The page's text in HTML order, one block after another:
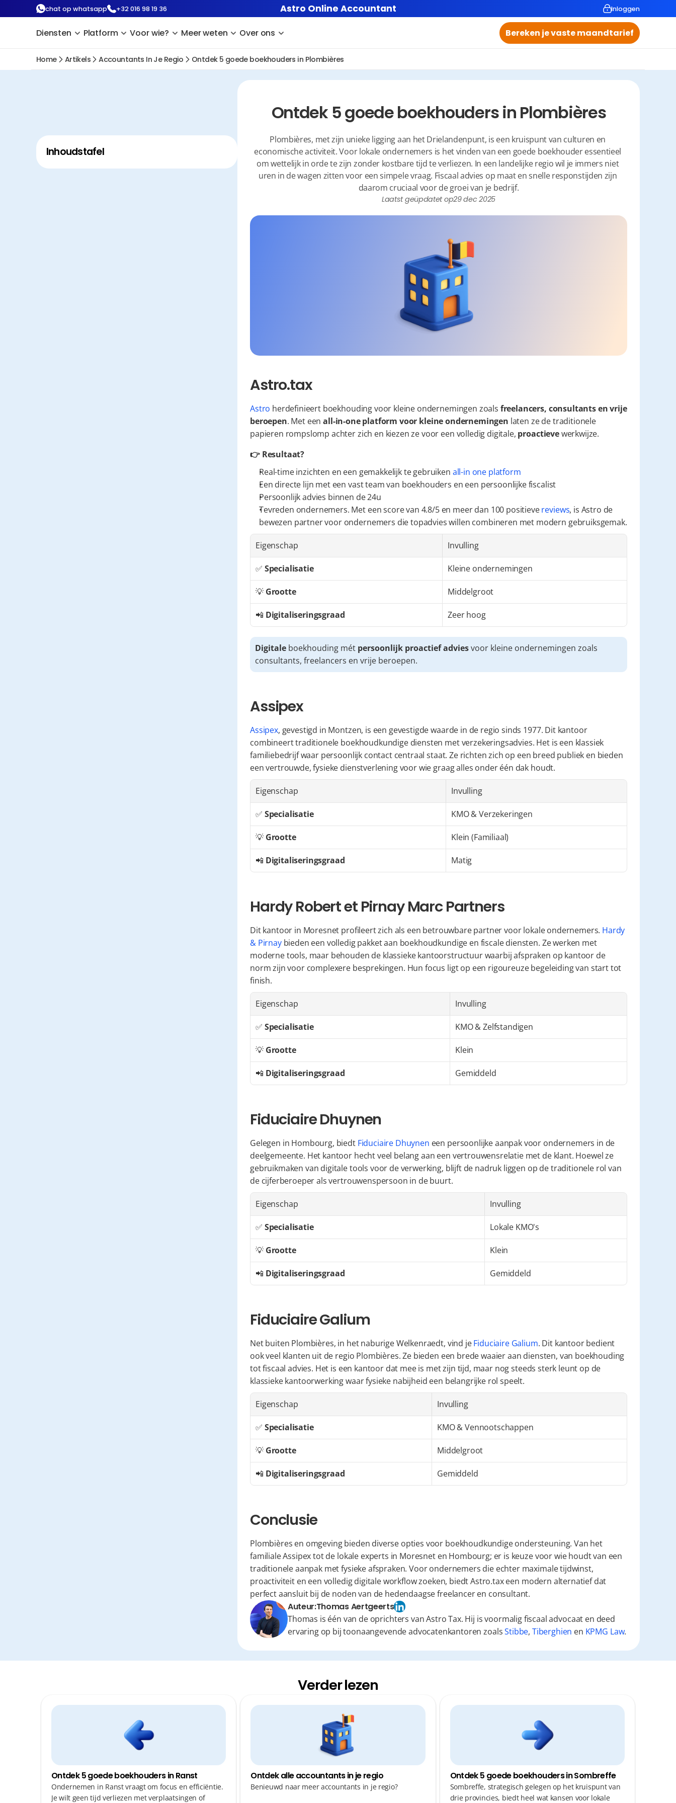
chat op whatsapp +32 016 98 19 36 Astro Online Accountant Inloggen
Diensten Platform Voor wie? Meer weten Over ons Bereken je vaste maandtarief
Home Artikels Accountants In Je Regio Ontdek 5 goede boekhouders in Plombières
Inhoudstafel
Ontdek 5 goede boekhouders in Plombières
Plombières, met zijn unieke ligging aan het Drielandenpunt, is een kruispunt van culturen en
economische activiteit. Voor lokale ondernemers is het vinden van een goede boekhouder essentieel
om wettelijk in orde te zijn zonder kostbare tijd te verliezen. In een landelijke regio wil je immers niet
uren in de wagen zitten voor een simpele vraag. Fiscaal advies op maat en snelle responstijden zijn
daarom cruciaal voor de groei van je bedrijf.
Laatst geüpdatet op29 dec 2025
Astro.tax
Astro herdefinieert boekhouding voor kleine ondernemingen zoals freelancers, consultants en vrije
beroepen. Met een all-in-one platform voor kleine ondernemingen laten ze de traditionele
papieren rompslomp achter zich en kiezen ze voor een volledig digitale, proactieve werkwijze.
👉 Resultaat?
Real-time inzichten en een gemakkelijk te gebruiken all-in one platform
Een directe lijn met een vast team van boekhouders en een persoonlijke fiscalist
Persoonlijk advies binnen de 24u
Tevreden ondernemers. Met een score van 4.8/5 en meer dan 100 positieve reviews, is Astro de
bewezen partner voor ondernemers die topadvies willen combineren met modern gebruiksgemak.
Eigenschap Invulling
✅ Specialisatie Kleine ondernemingen
💡 Grootte Middelgroot
📲 Digitaliseringsgraad Zeer hoog
Digitale boekhouding mét persoonlijk proactief advies voor kleine ondernemingen zoals
consultants, freelancers en vrije beroepen.
Assipex
Assipex, gevestigd in Montzen, is een gevestigde waarde in de regio sinds 1977. Dit kantoor
combineert traditionele boekhoudkundige diensten met verzekeringsadvies. Het is een klassiek
familiebedrijf waar persoonlijk contact centraal staat. Ze richten zich op een breed publiek en bieden
een vertrouwde, fysieke dienstverlening voor wie graag alles onder één dak houdt.
Eigenschap Invulling
✅ Specialisatie KMO & Verzekeringen
💡 Grootte Klein (Familiaal)
📲 Digitaliseringsgraad Matig
Hardy Robert et Pirnay Marc Partners
Dit kantoor in Moresnet profileert zich als een betrouwbare partner voor lokale ondernemers. Hardy
& Pirnay bieden een volledig pakket aan boekhoudkundige en fiscale diensten. Ze werken met
moderne tools, maar behouden de klassieke kantoorstructuur waarbij afspraken op kantoor de
norm zijn voor complexere besprekingen. Hun focus ligt op een rigoureuze begeleiding van start tot
finish.
Eigenschap Invulling
✅ Specialisatie KMO & Zelfstandigen
💡 Grootte Klein
📲 Digitaliseringsgraad Gemiddeld
Fiduciaire Dhuynen
Gelegen in Hombourg, biedt Fiduciaire Dhuynen een persoonlijke aanpak voor ondernemers in de
deelgemeente. Het kantoor hecht veel belang aan een vertrouwensrelatie met de klant. Hoewel ze
gebruikmaken van digitale tools voor de verwerking, blijft de nadruk liggen op de traditionele rol van
de cijferberoeper als vertrouwenspersoon in de buurt.
Eigenschap Invulling
✅ Specialisatie Lokale KMO's
💡 Grootte Klein
📲 Digitaliseringsgraad Gemiddeld
Fiduciaire Galium
Net buiten Plombières, in het naburige Welkenraedt, vind je Fiduciaire Galium. Dit kantoor bedient
ook veel klanten uit de regio Plombières. Ze bieden een brede waaier aan diensten, van boekhouding
tot fiscaal advies. Het is een kantoor dat mee is met zijn tijd, maar nog steeds sterk leunt op de
klassieke kantoorwerking waar fysieke nabijheid een belangrijke rol speelt.
Eigenschap Invulling
✅ Specialisatie KMO & Vennootschappen
💡 Grootte Middelgroot
📲 Digitaliseringsgraad Gemiddeld
Conclusie
Plombières en omgeving bieden diverse opties voor boekhoudkundige ondersteuning. Van het
familiale Assipex tot de lokale experts in Moresnet en Hombourg; er is keuze voor wie houdt van een
traditionele aanpak met fysieke afspraken. Voor ondernemers die echter maximale tijdwinst,
proactiviteit en een volledig digitale workflow zoeken, biedt Astro.tax een modern alternatief dat
perfect aansluit bij de noden van de hedendaagse freelancer en consultant.
Auteur:Thomas Aertgeerts
Thomas is één van de oprichters van Astro Tax. Hij is voormalig fiscaal advocaat en deed
ervaring op bij toonaangevende advocatenkantoren zoalsStibbe, Tiberghien en KPMG Law.
Verder lezen
Ontdek 5 goede boekhouders in Ranst
Ondernemen in Ranst vraagt om focus en efficiëntie.
Je wilt geen tijd verliezen met verplaatsingen of
Ontdek alle accountants in je regio
Benieuwd naar meer accountants in je regio?
Ontdek 5 goede boekhouders in Sombreffe
Sombreffe, strategisch gelegen op het kruispunt van
drie provincies, biedt heel wat kansen voor lokale